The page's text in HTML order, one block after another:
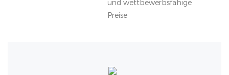
und wettbewerbsfähige
Preise